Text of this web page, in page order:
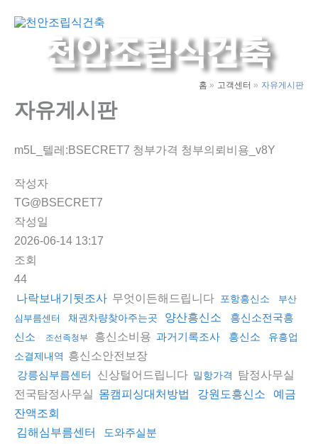
홈 고객센터 자유게시판
자유게시판
m5L_텔레:BSECRET7 청부가격 청부의뢰비용_v8Y
작성자
TG@BSECRET7
작성일
2026-06-14 13:17
조회
44
나락보내기뒷조사 무엇이든해드립니다 포항흥신소
부산
심부름센터
채권차량찾아주는곳 양산흥신소
흥신소전국흥
신소
조선족청부 흥신소비용 과거기록조사 흥신소
유흥업
소결제내역 흥신소안전보장
강릉심부름센터 신상털어드립니다 밀항가격
탐정사무실
전국탐정사무실 몸캠피싱대처방법 강원도흥신소
예금
잔액조회
김해심부름센터
도와주실분